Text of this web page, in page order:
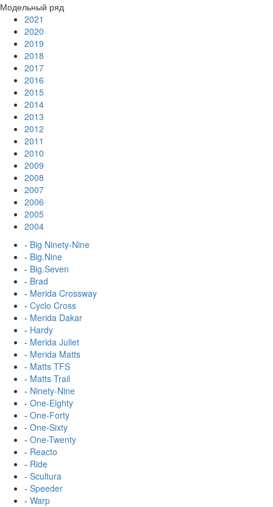
Модельный ряд
2021
2020
2019
2018
2017
2016
2015
2014
2013
2012
2011
2010
2009
2008
2007
2006
2005
2004
- Big Ninety-Nine
- Big.Nine
- Big.Seven
- Brad
- Merida Crossway
- Cyclo Cross
- Merida Dakar
- Hardy
- Merida Juliet
- Merida Matts
- Matts TFS
- Matts Trail
- Ninety-Nine
- One-Eighty
- One-Forty
- One-Sixty
- One-Twenty
- Reacto
- Ride
- Scultura
- Speeder
- Warp